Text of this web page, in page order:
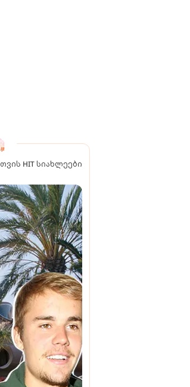
თვის HIT სიახლეები